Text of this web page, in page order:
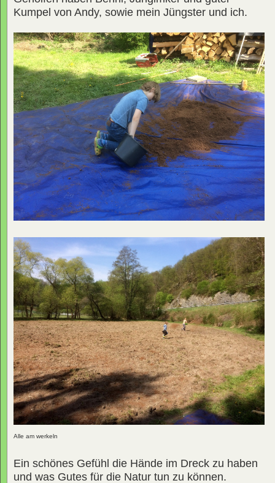
Kumpel von Andy, sowie mein Jüngster und ich.
Alle am werkeln
Ein schönes Gefühl die Hände im Dreck zu haben
und was Gutes für die Natur tun zu können.